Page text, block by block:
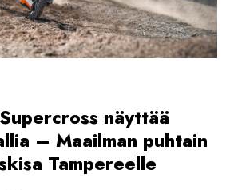
näyttää
– Maailman puhtain
Tampereelle